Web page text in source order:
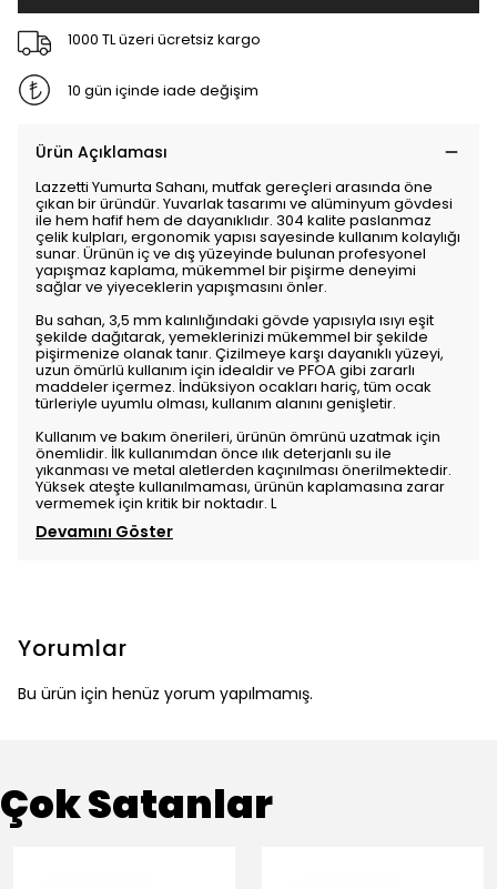
1000 TL üzeri ücretsiz kargo
10 gün içinde iade değişim
Ürün Açıklaması
Lazzetti Yumurta Sahanı, mutfak gereçleri arasında öne
çıkan bir üründür. Yuvarlak tasarımı ve alüminyum gövdesi
ile hem hafif hem de dayanıklıdır. 304 kalite paslanmaz
çelik kulpları, ergonomik yapısı sayesinde kullanım kolaylığı
sunar. Ürünün iç ve dış yüzeyinde bulunan profesyonel
yapışmaz kaplama, mükemmel bir pişirme deneyimi
sağlar ve yiyeceklerin yapışmasını önler.
Bu sahan, 3,5 mm kalınlığındaki gövde yapısıyla ısıyı eşit
şekilde dağıtarak, yemeklerinizi mükemmel bir şekilde
pişirmenize olanak tanır. Çizilmeye karşı dayanıklı yüzeyi,
uzun ömürlü kullanım için idealdir ve PFOA gibi zararlı
maddeler içermez. İndüksiyon ocakları hariç, tüm ocak
türleriyle uyumlu olması, kullanım alanını genişletir.
Kullanım ve bakım önerileri, ürünün ömrünü uzatmak için
önemlidir. İlk kullanımdan önce ılık deterjanlı su ile
yıkanması ve metal aletlerden kaçınılması önerilmektedir.
Yüksek ateşte kullanılmaması, ürünün kaplamasına zarar
vermemek için kritik bir noktadır. L
Devamını Göster
Yorumlar
Bu ürün için henüz yorum yapılmamış.
Çok Satanlar